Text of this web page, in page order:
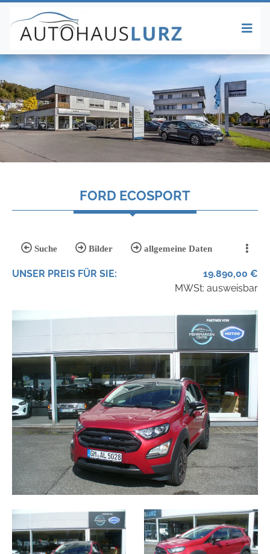
FORD ECOSPORT
Suche Bilder allgemeine Daten
UNSER PREIS FÜR SIE: 19.890,00 €
MWSt: ausweisbar